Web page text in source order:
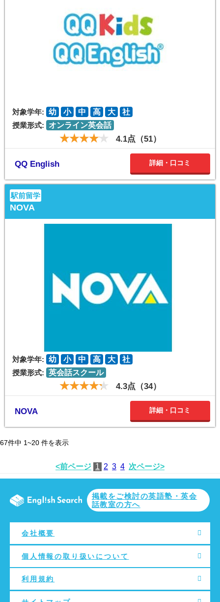
対象学年: 幼 小 中 高 大
社
授業形式:
オンライン英会話
4.1点（51）
QQ English 詳細・口コミ
駅前留学
NOVA
対象学年: 幼 小 中 高 大
社
授業形式: 英会話スクール
4.3点（34）
NOVA 詳細・口コミ
67件中 1~20 件を表示
<前ページ 1 2 3 4 次ページ>
掲載をご検討の英語塾・英会
話教室の方へ
会社概要
個人情報の取り扱いについて
利用規約